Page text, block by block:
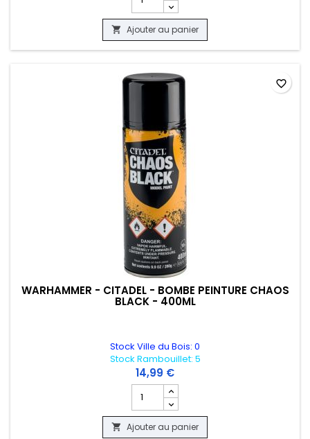
 Ajouter au panier
WARHAMMER - CITADEL - BOMBE PEINTURE CHAOS
BLACK - 400ML
Stock Ville du Bois: 0
Stock Rambouillet: 5
14,99 €
Champ quantité du produit
 Ajouter au panier
favorite_border